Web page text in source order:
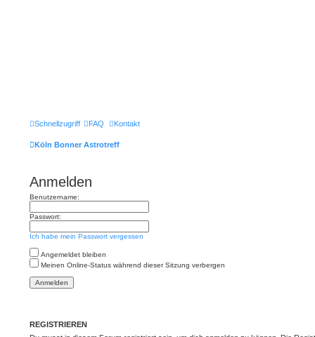
Schnellzugriff FAQ Kontakt
Köln Bonner Astrotreff
Anmelden
Benutzername:
Passwort:
Ich habe mein Passwort vergessen
Angemeldet bleiben
Meinen Online-Status während dieser Sitzung verbergen
REGISTRIEREN